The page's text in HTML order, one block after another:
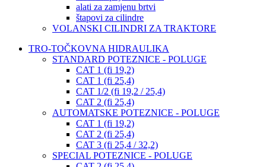
alati za zamjenu brtvi
štapovi za cilindre
VOLANSKI CILINDRI ZA TRAKTORE
TRO-TOČKOVNA HIDRAULIKA
STANDARD POTEZNICE - POLUGE
CAT 1 (fi 19,2)
CAT 1 (fi 25,4)
CAT 1/2 (fi 19,2 / 25,4)
CAT 2 (fi 25,4)
AUTOMATSKE POTEZNICE - POLUGE
CAT 1 (fi 19,2)
CAT 2 (fi 25,4)
CAT 3 (fi 25,4 / 32,2)
SPECIAL POTEZNICE - POLUGE